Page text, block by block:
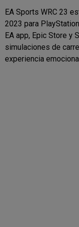
EA Sports WRC 23
2023 para
EA app, Epic Store y
simulaciones de
experiencia